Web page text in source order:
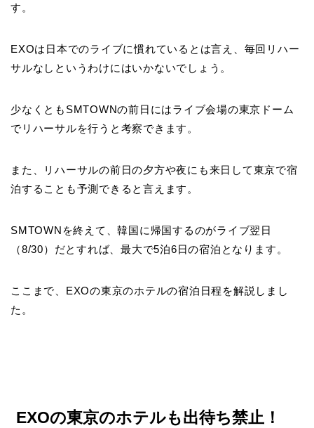
す。
EXOは日本でのライブに慣れているとは言え、毎回リハー
サルなしというわけにはいかないでしょう。
少なくともSMTOWNの前日にはライブ会場の東京ドーム
でリハーサルを行うと考察できます。
また、リハーサルの前日の夕方や夜にも来日して東京で宿
泊することも予測できると言えます。
SMTOWNを終えて、韓国に帰国するのがライブ翌日
（8/30）だとすれば、最大で5泊6日の宿泊となります。
ここまで、EXOの東京のホテルの宿泊日程を解説しまし
た。
EXOの東京のホテルも出待ち禁止！